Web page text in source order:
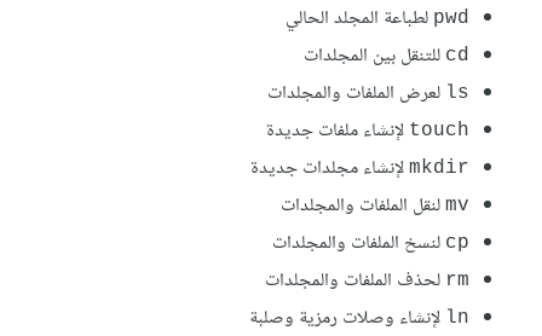
pwd لطباعة المجلد الحالي
cd للتنقل بين المجلدات
ls لعرض الملفات والمجلدات
touch لإنشاء ملفات جديدة
mkdir لإنشاء مجلدات جديدة
mv لنقل الملفات والمجلدات
cp لنسخ الملفات والمجلدات
rm لحذف الملفات والمجلدات
ln لإنشاء وصلات رمزية وصلبة